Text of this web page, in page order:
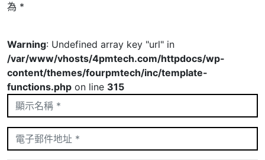
為 *
Warning: Undefined array key "url" in
/var/www/vhosts/4pmtech.com/httpdocs/wp-
content/themes/fourpmtech/inc/template-
functions.php on line 315